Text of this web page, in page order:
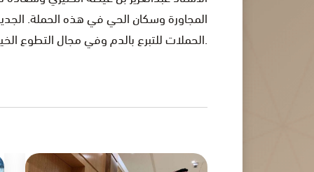
الحملات للتبرع بالدم وفي مجال التطوع الخيري.